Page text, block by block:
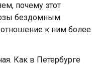
почему этот
бездомным
к ним более
Как в Петербурге